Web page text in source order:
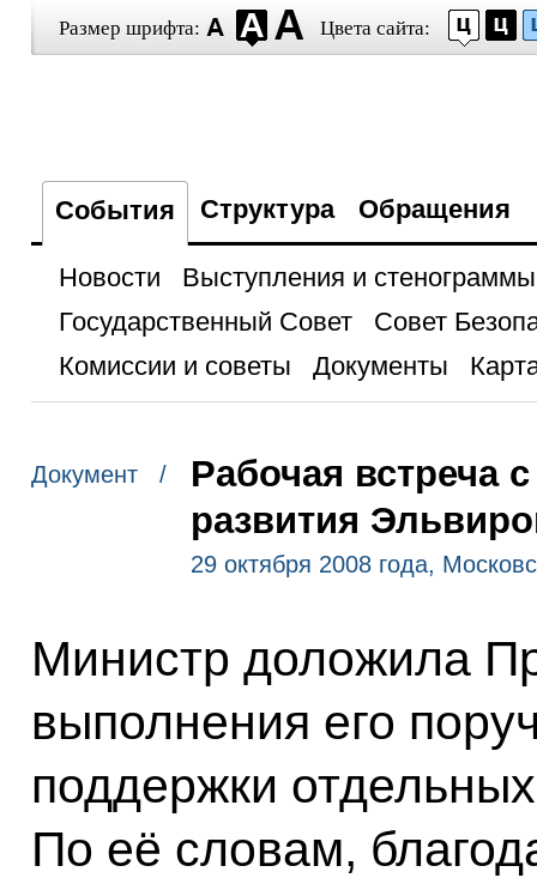
Размер шрифта: Цвета сайта:
События Структура Обращения
Новости
Выступления и стенограммы
Государственный Совет
Совет
Комиссии и советы
Документы
Документ /
Рабочая встреча
развития
29 октября 2008 года,
Министр доложила
выполнения его
поддержки
По её словам,